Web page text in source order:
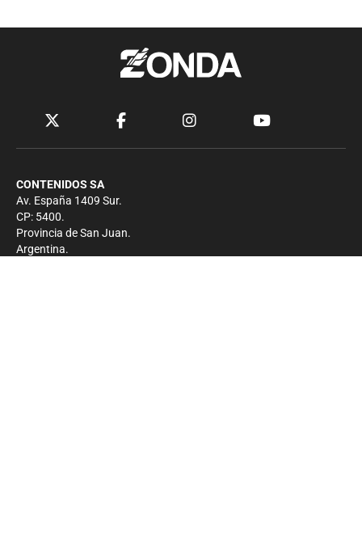
CONTENIDOS SA
Av. España 1409 Sur.
CP: 5400.
Provincia de San Juan.
Argentina.